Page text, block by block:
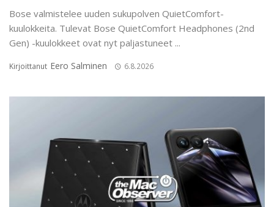
Bose valmistelee uuden sukupolven QuietComfort-
kuulokkeita. Tulevat Bose QuietComfort Headphones (2nd
Gen) -kuulokkeet ovat nyt paljastuneet ...
Kirjoittanut Eero Salminen 6.8.2026